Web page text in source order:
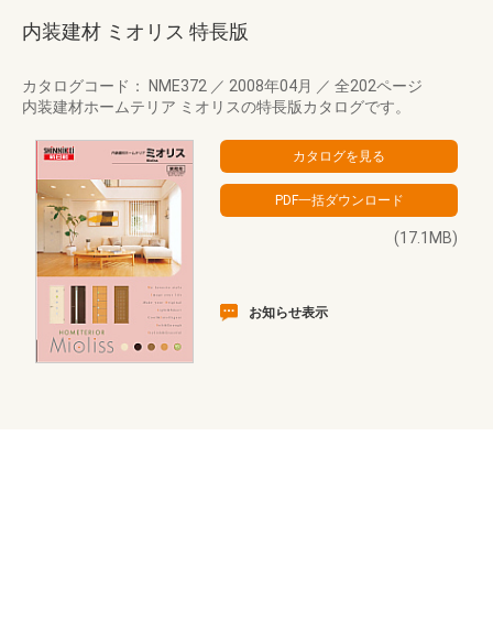
内装建材 ミオリス 特長版
カタログコード： NME372 ／ 2008年04月 ／ 全202ページ
内装建材ホームテリア ミオリスの特長版カタログです。
(17.1MB)
お知らせ表示